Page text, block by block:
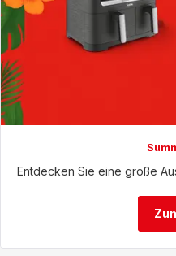
Entdecken Sie eine große